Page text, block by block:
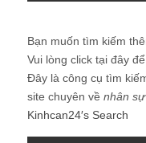
Bạn muốn tìm kiếm
Vui lòng click tại đây
Đây là công cụ tìm
site chuyên về nhân sự
Kinhcan24′s Search